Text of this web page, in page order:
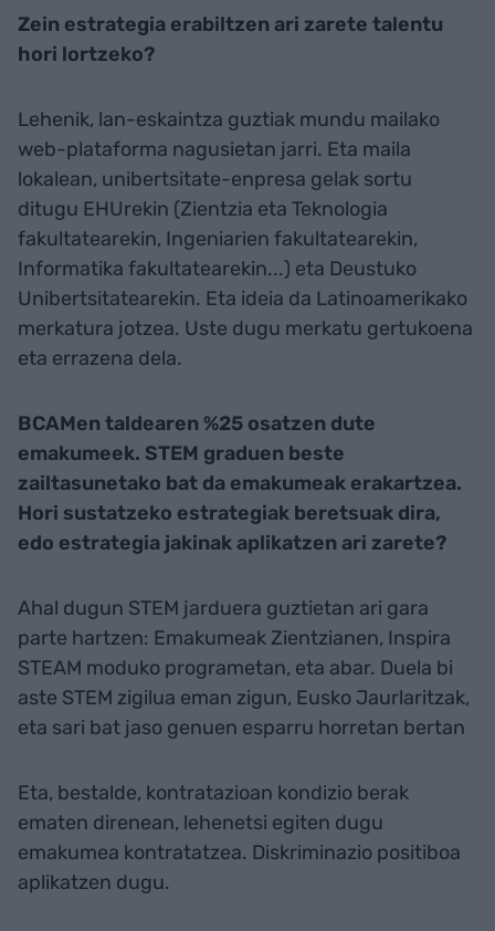
Zein estrategia erabiltzen ari zarete talentu
hori lortzeko?
Lehenik, lan-eskaintza guztiak mundu mailako
web-plataforma nagusietan jarri. Eta maila
lokalean, unibertsitate-enpresa gelak sortu
ditugu EHUrekin (Zientzia eta Teknologia
fakultatearekin, Ingeniarien fakultatearekin,
Informatika fakultatearekin...) eta Deustuko
Unibertsitatearekin. Eta ideia da Latinoamerikako
merkatura jotzea. Uste dugu merkatu gertukoena
eta errazena dela.
BCAMen taldearen %25 osatzen dute
emakumeek. STEM graduen beste
zailtasunetako bat da emakumeak erakartzea.
Hori sustatzeko estrategiak beretsuak dira,
edo estrategia jakinak aplikatzen ari zarete?
Ahal dugun STEM jarduera guztietan ari gara
parte hartzen: Emakumeak Zientzianen, Inspira
STEAM moduko programetan, eta abar. Duela bi
aste STEM zigilua eman zigun, Eusko Jaurlaritzak,
eta sari bat jaso genuen esparru horretan bertan
Eta, bestalde, kontratazioan kondizio berak
ematen direnean, lehenetsi egiten dugu
emakumea kontratatzea. Diskriminazio positiboa
aplikatzen dugu.